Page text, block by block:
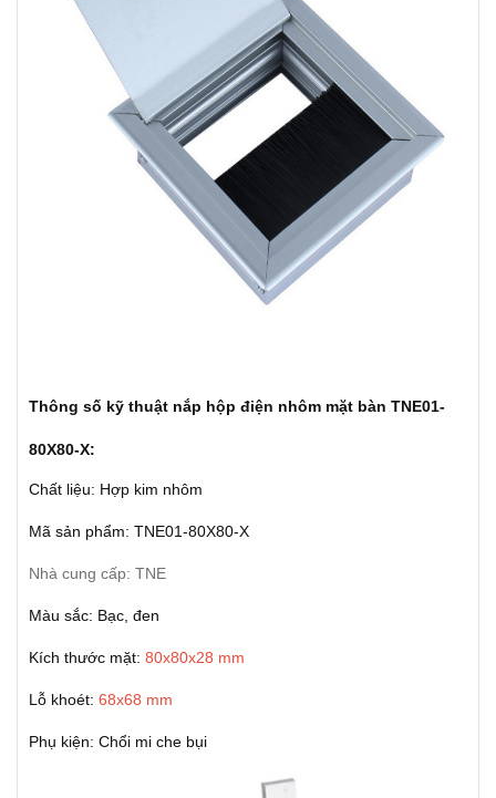
Thông số kỹ thuật nắp hộp điện nhôm mặt bàn TNE01-
80X80-X:
Chất liệu: Hợp kim nhôm
Mã sản phẩm: TNE01-80X80-X
Nhà cung cấp: TNE
Màu sắc: Bạc, đen
Kích thước mặt: 80x80x28 mm
Lỗ khoét: 68x68 mm
Phụ kiện: Chổi mi che bụi